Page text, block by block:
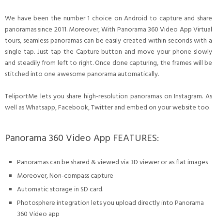
We have been the number 1 choice on Android to capture and share
panoramas since 2011. Moreover, With Panorama 360 Video App Virtual
tours, seamless panoramas can be easily created within seconds with a
single tap. Just tap the Capture button and move your phone slowly
and steadily from left to right. Once done capturing, the frames will be
stitched into one awesome panorama automatically.
TeliportMe lets you share high-resolution panoramas on Instagram. As
well as Whatsapp, Facebook, Twitter and embed on your website too.
Panorama 360 Video App FEATURES:
Panoramas can be shared & viewed via 3D viewer or as flat images
Moreover, Non-compass capture
Automatic storage in SD card.
Photosphere integration lets you upload directly into Panorama
360 Video app